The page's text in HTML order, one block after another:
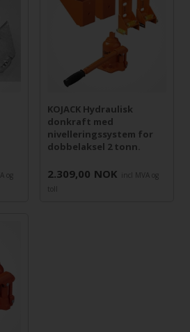
og
KOJACK Hydraulisk
donkraft med
nivelleringssystem for
dobbelaksel 2 tonn.
2.309,00 NOK
incl MVA og
toll